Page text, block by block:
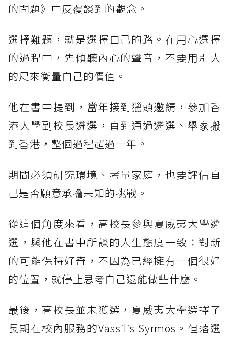
的問題》中反覆談到的觀念。
選擇難題，就是選擇自己的路。在用心選擇
的過程中，先傾聽內心的聲音，不要用別人
的尺來衡量自己的價值。
他在書中提到，當年接到獵頭邀請，參加香
港大學副校長遴選，直到通過遴選、舉家搬
到香港，整個過程超過一年。
期間必須研究環境、考量家庭，也要評估自
己是否願意承擔未知的挑戰。
從這個角度來看，高校長參與夏威夷大學遴
選，與他在書中所談的人生態度一致：對新
的可能保持好奇，不因為已經擁有一個很好
的位置，就停止思考自己還能做些什麼。
最後，高校長並未獲選，夏威夷大學選擇了
長期在校內服務的Vassilis Syrmos。但落選